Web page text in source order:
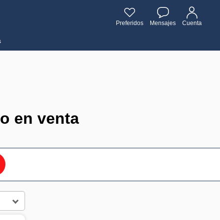
Preferidos Mensajes Cuenta
en venta